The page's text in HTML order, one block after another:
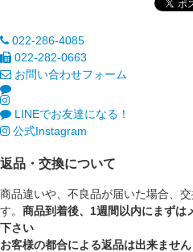
022-286-4085
022-282-0663
お問い合わせフォーム
LINEでお友達になる！
公式Instagram
返品・交換について
商品違いや、不良品が届いた場合、
す。 商品到着後、1週間以内にまずは
下さい
お客様の都合による返品は出来ません